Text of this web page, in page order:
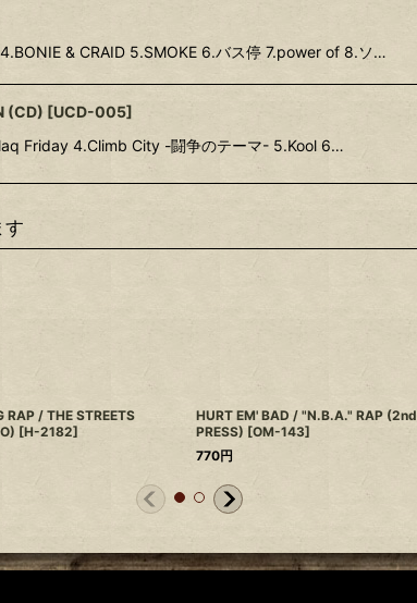
& CRAID 5.SMOKE 6.バス停 7.power of 8.ソ…
(CD) [UCD-005]
Friday 4.Climb City -闘争のテーマ- 5.Kool 6…
す
RAP / THE STREETS
[H-2182]
HURT EM' BAD / "N.B.A." RAP (2nd
PRESS) [OM-143]
770円